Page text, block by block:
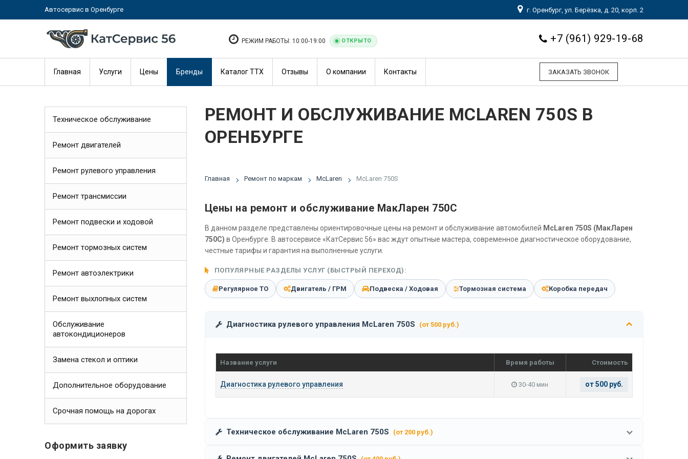
Автосервис в Оренбурге г. Оренбург, ул. Берёзка, д. 20, корп. 2
+7 (961) 929-19-68
РЕЖИМ РАБОТЫ: 10:00-19:00 ОТКРЫТО
ЗАКАЗАТЬ ЗВОНОК
Главная Услуги Цены Бренды Каталог ТТХ Отзывы О компании Контакты
РЕМОНТ И ОБСЛУЖИВАНИЕ MCLAREN 750S В
ОРЕНБУРГЕ
Главная Ремонт по маркам McLaren McLaren 750S
Цены на ремонт и обслуживание МакЛарен 750С
В данном разделе представлены ориентировочные цены на ремонт и обслуживание автомобилей McLaren 750S (МакЛарен
750С) в Оренбурге. В автосервисе «КатСервис 56» вас ждут опытные мастера, современное диагностическое оборудование,
честные тарифы и гарантия на выполненные услуги.
ПОПУЛЯРНЫЕ РАЗДЕЛЫ УСЛУГ (БЫСТРЫЙ ПЕРЕХОД):
Регулярное ТО Двигатель / ГРМ Подвеска / Ходовая Тормозная система Коробка передач
Диагностика рулевого управления McLaren 750S (от 500 руб.)
Название услуги Время работы Стоимость
Диагностика рулевого управления 30-40 мин от 500 руб.
Техническое обслуживание McLaren 750S (от 200 руб.)
Техническое обслуживание
Ремонт двигателей
Ремонт рулевого управления
Ремонт трансмиссии
Ремонт подвески и ходовой
Ремонт тормозных систем
Ремонт автоэлектрики
Ремонт выхлопных систем
Обслуживание
автокондиционеров
Замена стекол и оптики
Дополнительное оборудование
Срочная помощь на дорогах
Оформить заявку